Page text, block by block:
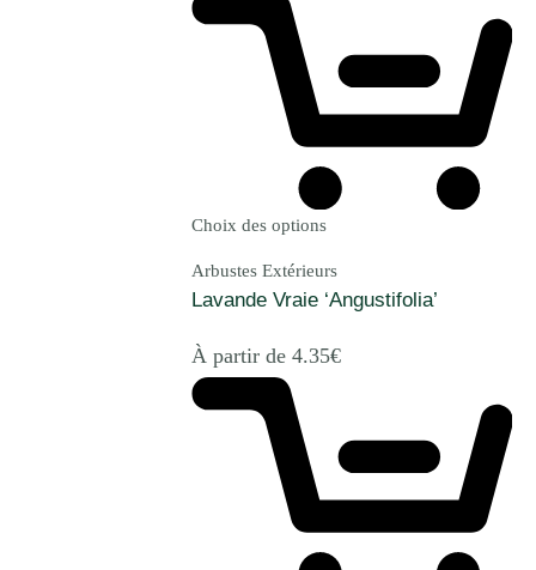
Choix des options
Arbustes Extérieurs
Lavande Vraie ‘Angustifolia’
À partir de 4.35€